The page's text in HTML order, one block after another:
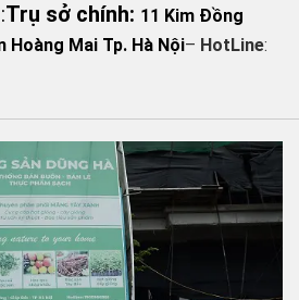
Trụ sở chính: 11 Kim Đồng
Hoàng Mai Tp. Hà Nội– HotLine: